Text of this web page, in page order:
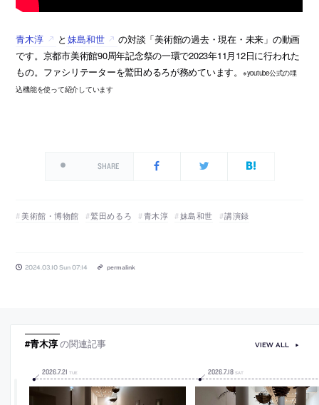
青木淳 と 妹島和世
の対談「美術館の過去・現在・未来」の動画
です。京都市美術館90周年記念祭の一環で2023年11月12日に行われた
もの。ファシリテーターを鷲田めるろが務めています。
※youtube公式の埋
込機能を使って紹介しています
SHARE
美術館・博物館 鷲田めるろ 青木淳 妹島和世 講演録
2024.03.10 Sun 07:14 permalink
#青木淳の関連記事
2026.7.21 TUE 2026.7.18 SAT
VIEW ALL